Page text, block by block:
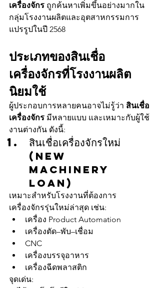
เครื่องจักร ถูกค้นหาเพิ่มขึ้นอย่างมากใน
กลุ่มโรงงานผลิตและอุตสาหกรรมการ
แปรรูปในปี 2568
ประเภทของสินเชื่อ
เครื่องจักรที่โรงงานผลิต
นิยมใช้
ผู้ประกอบการหลายคนอาจไม่รู้ว่า สินเชื่อ
เครื่องจักร มีหลายแบบ และเหมาะกับผู้ใช้
งานต่างกัน ดังนี้:
สินเชื่อเครื่องจักรใหม่
(New
Machinery
Loan)
เหมาะสำหรับโรงงานที่ต้องการ
เครื่องจักรรุ่นใหม่ล่าสุด เช่น:
เครื่อง Product Automation
เครื่องตัด–พับ–เชื่อม
CNC
เครื่องบรรจุอาหาร
เครื่องฉีดพลาสติก
จุดเด่น: